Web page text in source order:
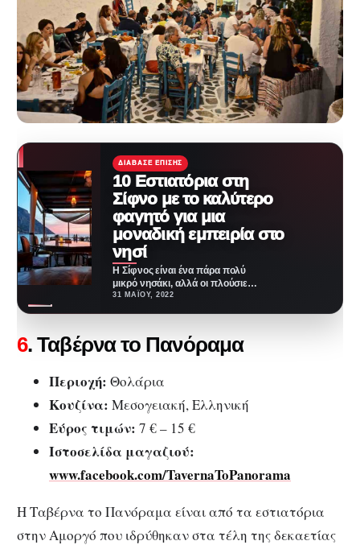
ΔΙΆΒΑΣΕ ΕΠΊΣΗΣ
10 Εστιατόρια στη
Σίφνο με το καλύτερο
φαγητό για μια
μοναδική εμπειρία στο
νησί
Η Σίφνος είναι ένα πάρα πολύ
μικρό νησάκι, αλλά οι πλούσιες
παραδόσεις της και η
31 ΜΑΪ́ΟΥ, 2022
6. Ταβέρνα το Πανόραμα
Περιοχή: Θολάρια
Κουζίνα: Μεσογειακή, Ελληνική
Εύρος τιμών: 7 € – 15 €
Ιστοσελίδα μαγαζιού:
www.facebook.com/TavernaToPanorama
Η Ταβέρνα το Πανόραμα είναι από τα εστιατόρια
στην Αμοργό που ιδρύθηκαν στα τέλη της δεκαετίας